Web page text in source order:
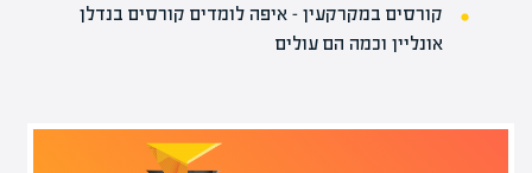
קורסים במקרקעין – איפה לומדים קורסים בנדלן
אונליין וכמה הם עולים